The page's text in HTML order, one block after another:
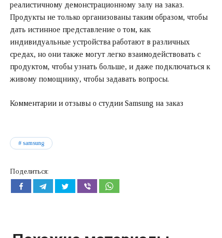
реалистичному демонстрационному залу на заказ.
Продукты не только организованы таким образом, чтобы
дать истинное представление о том, как
индивидуальные устройства работают в различных
средах, но они также могут легко взаимодействовать с
продуктом, чтобы узнать больше, и даже подключаться к
живому помощнику, чтобы задавать вопросы.
Комментарии и отзывы о студии Samsung на заказ
samsung
Поделиться: